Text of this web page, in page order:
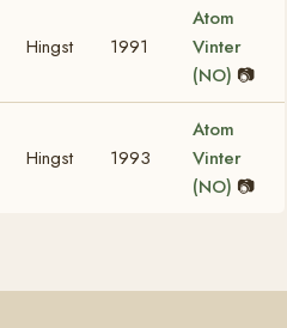
Hingst 1991
Atom
Vinter
(NO) 📷
Hingst 1993
Atom
Vinter
(NO) 📷